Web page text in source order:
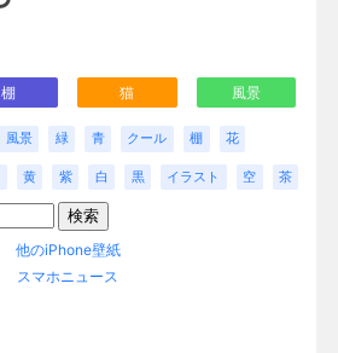
棚 猫 風景
風景 緑 青 クール 棚 花
黄 紫 白 黒 イラスト 空 茶
他のiPhone壁紙
スマホニュース